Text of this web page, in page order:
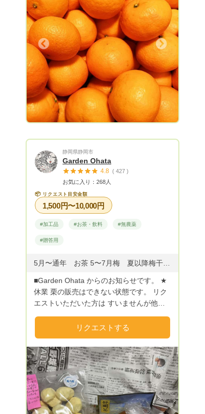
Next
静岡県静岡市
Garden Ohata
4.8 ( 427 )
お気に入り：268人
📦 リクエスト目安金額
1,500円〜10,000円
#加工品 #お茶・飲料 #無農薬
#贈答用
■Garden Ohata からのお知らせです。 ★
休業 栗の販売はできない状態です。 リク
エストいただいた方は すいませんが他で
リクエストする